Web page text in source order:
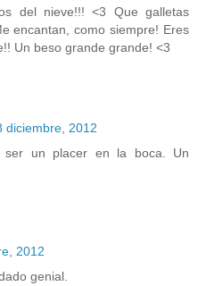
del nieve!!! <3 Que galletas
encantan, como siempre! Eres
Un beso grande grande! <3
diciembre, 2012
ser un placer en la boca. Un
2012
genial.